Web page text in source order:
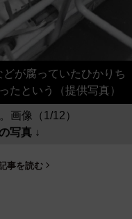
が腐っていたひかりち
たという（提供写真）
画像（1/12）
写真 ↓
事を読む